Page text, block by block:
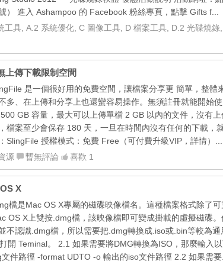
） 進入 Ashampoo 的 Facebook 粉絲專頁，點擊 Gifts f...
工具 A.2 系統優化 C 圖像工具 D 檔案工具 D.2 光碟燒錄
上傳下載限制空間
是一個很好用的免費空間，讓檔案分享更 簡單，整體
多、在上傳和分享上也還蠻容易操作。無須註冊就能開始
GB 容量，最大可以上傳單檔 2 GB 以內的文件，沒有
檔案至少會保存 180 天，一旦在時間內沒有任何的下載，
SlingFile 授權模式：免費 Free（可付費升級VIP，詳情）...
源 暫無評論 喜歡 1
X
檔是Mac OS X專屬的磁碟映像檔名。這種檔案格式除了
OS X上雙按.dmg檔，該映像檔即可變成掛載的虛擬磁碟
不認識.dmg檔，所以需要把.dmg轉換成.iso或.bin等較為通
開 Teminal。 2.1 如果需要將DMG轉換為ISO，那麼輸入
文件路徑 -format UDTO -o 輸出的iso文件路徑 2.2 如果需要